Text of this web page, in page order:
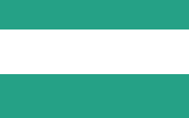
रहती हैं। जब ये प्लेटें एक-